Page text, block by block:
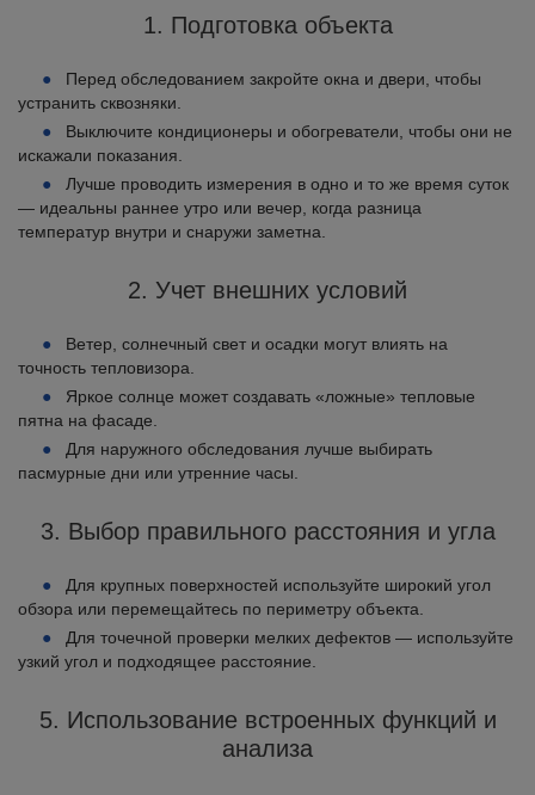
1. Подготовка объекта
Перед обследованием закройте окна и двери, чтобы
устранить сквозняки.
Выключите кондиционеры и обогреватели, чтобы они не
искажали показания.
Лучше проводить измерения в одно и то же время суток
— идеальны раннее утро или вечер, когда разница
температур внутри и снаружи заметна.
2. Учет внешних условий
Ветер, солнечный свет и осадки могут влиять на
точность тепловизора.
Яркое солнце может создавать «ложные» тепловые
пятна на фасаде.
Для наружного обследования лучше выбирать
пасмурные дни или утренние часы.
3. Выбор правильного расстояния и угла
Для крупных поверхностей используйте широкий угол
обзора или перемещайтесь по периметру объекта.
Для точечной проверки мелких дефектов — используйте
узкий угол и подходящее расстояние.
5. Использование встроенных функций и
анализа